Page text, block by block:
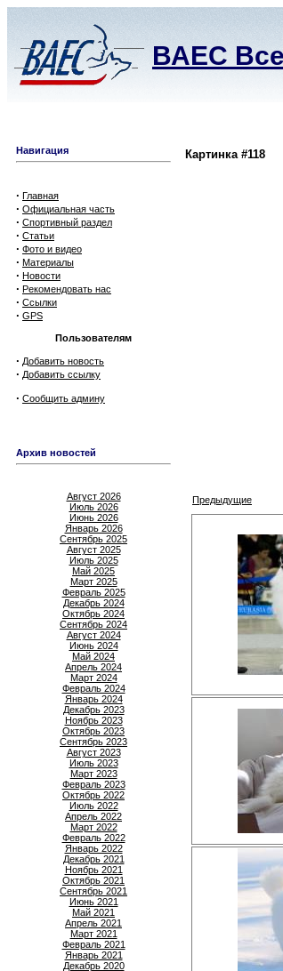
ВАЕС
Навигация
· Главная
· Официальная часть
· Спортивный раздел
· Статьи
· Фото и видео
· Материалы
· Новости
· Рекомендовать нас
· Ссылки
· GPS
Пользователям
· Добавить новость
· Добавить ссылку
· Сообщить админу
Архив новостей
Август 2026
Июль 2026
Июнь 2026
Январь 2026
Сентябрь 2025
Август 2025
Июль 2025
Май 2025
Март 2025
Февраль 2025
Декабрь 2024
Октябрь 2024
Сентябрь 2024
Август 2024
Июнь 2024
Май 2024
Апрель 2024
Март 2024
Февраль 2024
Январь 2024
Декабрь 2023
Ноябрь 2023
Октябрь 2023
Сентябрь 2023
Август 2023
Июль 2023
Март 2023
Февраль 2023
Октябрь 2022
Июль 2022
Апрель 2022
Март 2022
Февраль 2022
Январь 2022
Декабрь 2021
Ноябрь 2021
Октябрь 2021
Сентябрь 2021
Июнь 2021
Май 2021
Апрель 2021
Март 2021
Февраль 2021
Январь 2021
Декабрь 2020
Картинка #118
Предыдущие